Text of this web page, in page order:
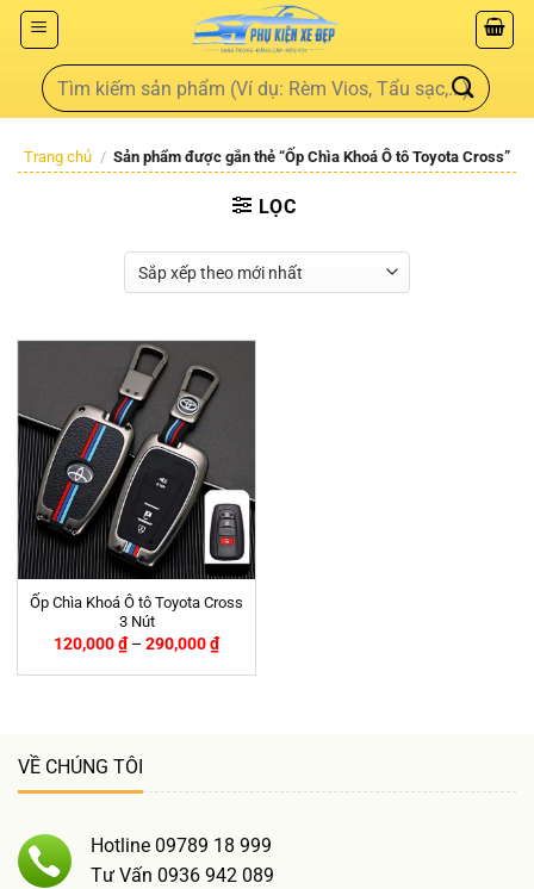
Trang chủ / Sản phẩm được gắn thẻ “Ốp Chìa Khoá Ô tô Toyota Cross”
LỌC
Ốp Chìa Khoá Ô tô Toyota Cross
3 Nút
120,000₫ – 290,000₫
VỀ CHÚNG TÔI
Hotline 09789 18 999
Tư Vấn 0936 942 089